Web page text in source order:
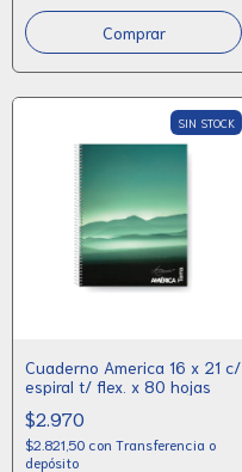
Comprar
SIN STOCK
Cuaderno America 16 x 21 c/
espiral t/ flex. x 80 hojas
$2.970
$2.821,50 con Transferencia o
depósito